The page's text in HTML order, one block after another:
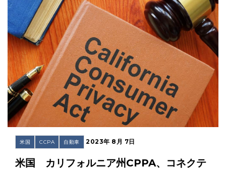
米国 CCPA 自動車 2023年 8月 7日
米国 カリフォルニア州CPPA、コネクテ